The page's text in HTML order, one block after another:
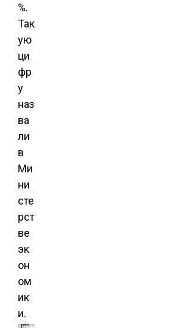
%.
Так
ую
ци
фр
у
наз
ва
ли
в
Ми
ни
сте
рст
ве
эк
он
ом
ик
и.